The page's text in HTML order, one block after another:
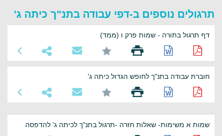
תרגולים נוספים ב-דפי עבודה בתנ"ך כיתה ג'
דף תרגול בתורה - שמות פרק ו (ממד)
חוברת עבודה בתנ"ך לחופש הגדול כיתה ג'
שמות א משימות- שאלות חזרה -תרגול בתנ"ך לכיתה ג' להדפסה